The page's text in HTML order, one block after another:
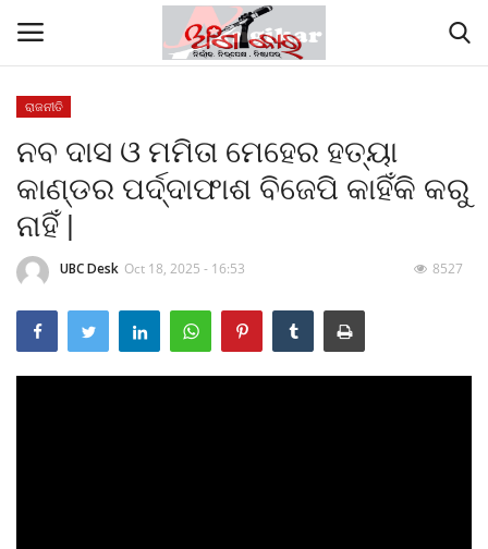
Home
ଗାଜା ଶାନ୍ତି ସମ୍ମିଳନୀରେ ମୋଦୀଙ୍କୁ ପ୍ରଶଂସା
କଲେ ଟ୍ରମ୍ପ
Contact
About
ରାଜନୀତି
ନବ ଦାସ ଓ ମମିତା ମେହେର ହତ୍ୟା
କାଣ୍ଡର ପର୍ଦ୍ଦାଫାଶ ବିଜେପି କାହିଁକି କରୁ
ନାହିଁ |
UBC Desk Oct 18, 2025 - 16:53 8527